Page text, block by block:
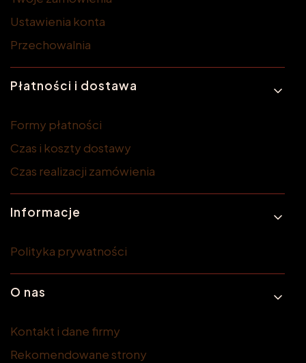
Ustawienia konta
Przechowalnia
Płatności i dostawa
Formy płatności
Czas i koszty dostawy
Czas realizacji zamówienia
Informacje
Polityka prywatności
O nas
Kontakt i dane firmy
Rekomendowane strony